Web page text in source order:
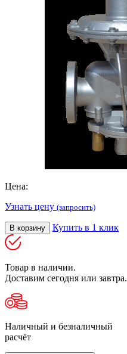
Цена:
Узнать цену (запросить)
В корзину Купить в 1 клик
Товар в наличии.
Доставим сегодня или завтра.
Наличный и безналичный
расчёт